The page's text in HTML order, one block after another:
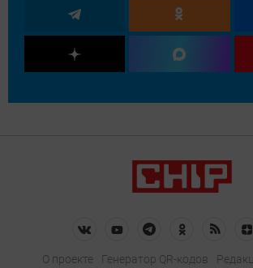
О проекте Генератор QR-кодов